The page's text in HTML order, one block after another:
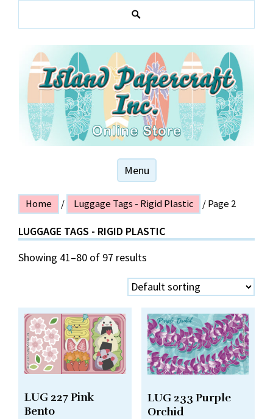
S
ISLAND PAPER
CRAFT
Hawaiian and local themed stationery products
Menu
Home / Luggage Tags - Rigid Plastic / Page 2
LUGGAGE TAGS - RIGID PLASTIC
Showing 41–80 of 97 results
LUG 227 Pink
Bento
LUG 233 Purple
Orchid